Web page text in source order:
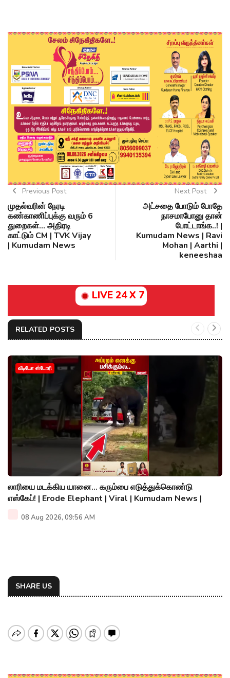
Previous Post
முதல்வரின் நேரடி
கண்காணிப்புக்கு வரும் 6
துறைகள்... அதிரடி
காட்டும் CM | TVK Vijay
| Kumudam News
Next Post
அட்சதை போடும் போதே
நாசமாபோனு தான்
போட்டாங்க..! |
Kumudam News | Ravi
Mohan | Aarthi |
keneeshaa
LIVE 24 X 7
RELATED POSTS
வீடியோ ஸ்டோரி
லாரியை மடக்கிய யானை... கரும்பை எடுத்துக்கொண்டு
எஸ்கேப்! | Erode Elephant | Viral | Kumudam News |
08 Aug 2026, 09:56 AM
SHARE US